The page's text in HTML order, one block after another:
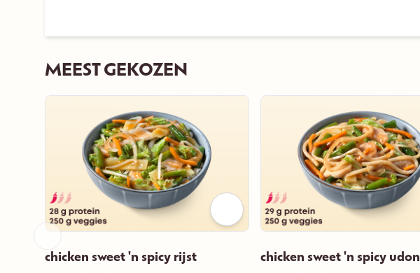
MEEST GEKOZEN
chicken sweet 'n spicy rijst chicken sweet 'n spicy udon